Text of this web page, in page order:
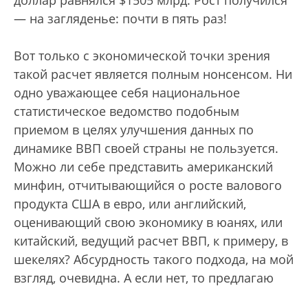
— на загляденье: почти в пять раз!
Вот только с экономической точки зрения
такой расчет является полным нонсенсом. Ни
одно уважающее себя национальное
статистическое ведомство подобным
приемом в целях улучшения данных по
динамике ВВП своей страны не пользуется.
Можно ли себе представить американский
минфин, отчитывающийся о росте валового
продукта США в евро, или английский,
оценивающий свою экономику в юанях, или
китайский, ведущий расчет ВВП, к примеру, в
шекелях? Абсурдность такого подхода, на мой
взгляд, очевидна. А если нет, то предлагаю